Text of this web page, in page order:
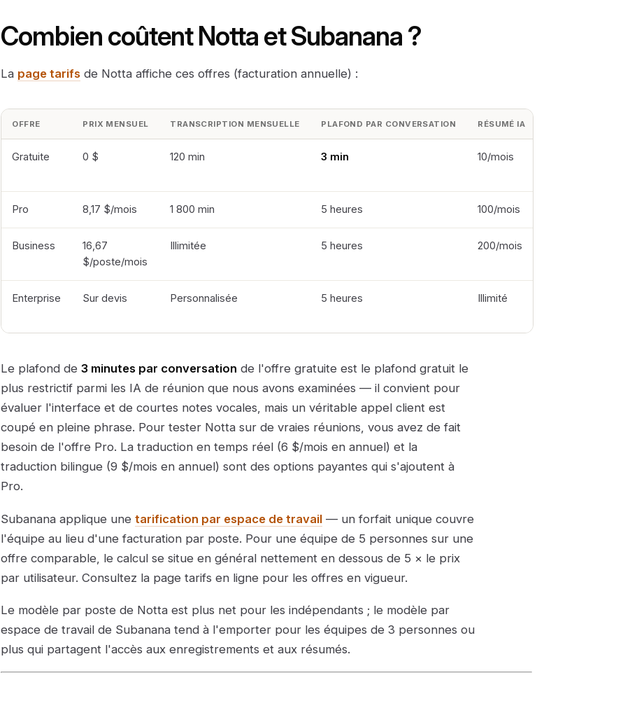
Combien coûtent Notta et Subanana ?
La page tarifs de Notta affiche ces offres (facturation annuelle) :
OFFRE PRIX MENSUEL TRANSCRIPTION MENSUELLE PLAFOND PAR CONVERSATION RÉSUMÉ IA
Gratuite 0 $ 120 min 3 min 10/mois
Pro 8,17 $/mois 1 800 min 5 heures 100/mois
Business
16,67
$/poste/mois
Illimitée 5 heures 200/mois
Enterprise Sur devis Personnalisée 5 heures Illimité
Le plafond de 3 minutes par conversation de l'offre gratuite est le plafond gratuit le
plus restrictif parmi les IA de réunion que nous avons examinées — il convient pour
évaluer l'interface et de courtes notes vocales, mais un véritable appel client est
coupé en pleine phrase. Pour tester Notta sur de vraies réunions, vous avez de fait
besoin de l'offre Pro. La traduction en temps réel (6 $/mois en annuel) et la
traduction bilingue (9 $/mois en annuel) sont des options payantes qui s'ajoutent à
Pro.
Subanana applique une tarification par espace de travail — un forfait unique couvre
l'équipe au lieu d'une facturation par poste. Pour une équipe de 5 personnes sur une
offre comparable, le calcul se situe en général nettement en dessous de 5 × le prix
par utilisateur. Consultez la page tarifs en ligne pour les offres en vigueur.
Le modèle par poste de Notta est plus net pour les indépendants ; le modèle par
espace de travail de Subanana tend à l'emporter pour les équipes de 3 personnes ou
plus qui partagent l'accès aux enregistrements et aux résumés.